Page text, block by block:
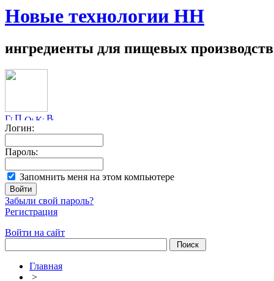
Новые технологии НН
ингредиенты для пищевых производств
Логин:
Пароль:
Запомнить меня на этом компьютере
Забыли свой пароль?
Регистрация
Войти на сайт
Главная
>